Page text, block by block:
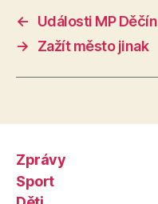
←
Události MP Děčín
→
Zažít město jinak
Zprávy
Sport